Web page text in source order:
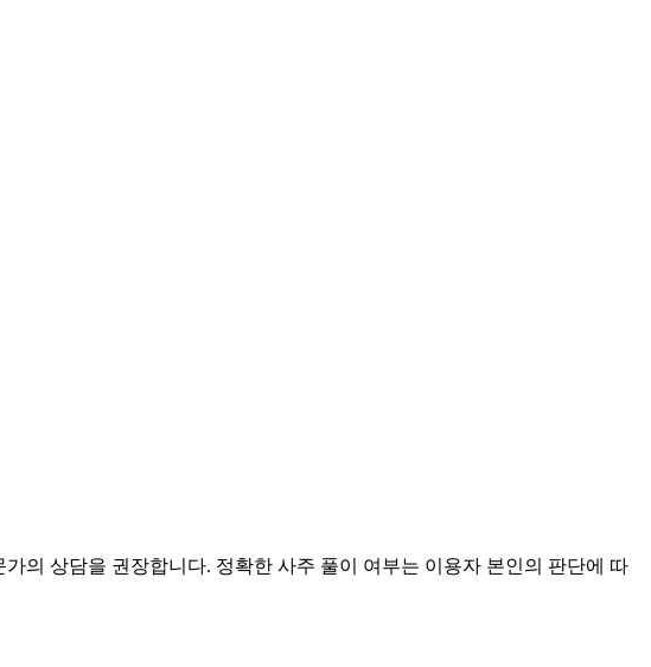
의 상담을 권장합니다. 정확한 사주 풀이 여부는 이용자 본인의 판단에 따